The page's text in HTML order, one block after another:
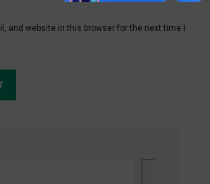
and website in this browser for the next time I